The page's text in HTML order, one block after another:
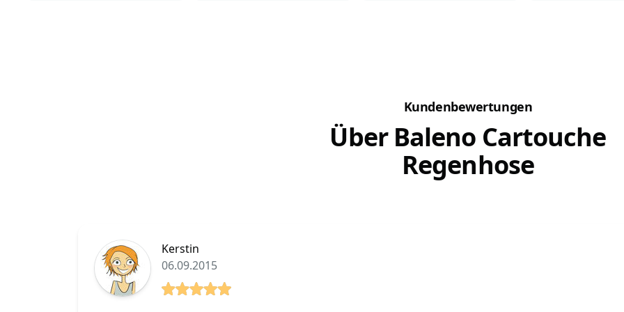
Vierbeinern. Schwimmen ist...
Kundenbewertungen
Über Baleno Cartouche
Regenhose
Kerstin
06.09.2015